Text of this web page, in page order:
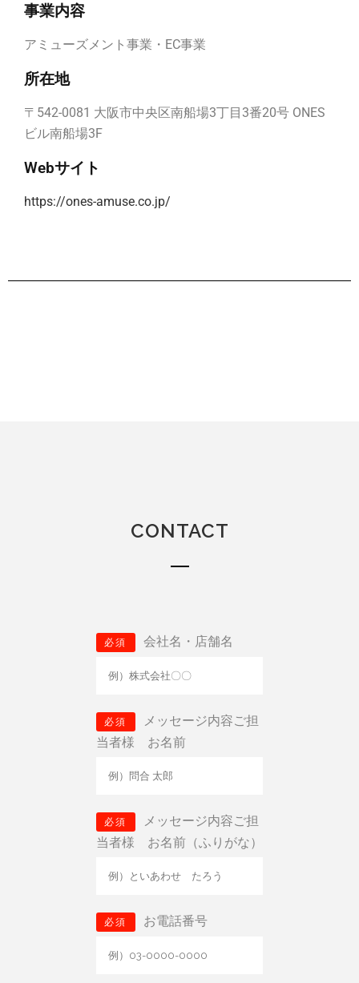
事業内容
アミューズメント事業・EC事業
所在地
〒542-0081 大阪市中央区南船場3丁目3番20号 ONES
ビル南船場3F
Webサイト
https://ones-amuse.co.jp/
CONTACT
必須 会社名・店舗名
必須
メッセージ内容ご担
当者様 お名前
必須
メッセージ内容ご担
当者様 お名前（ふりがな）
必須 お電話番号